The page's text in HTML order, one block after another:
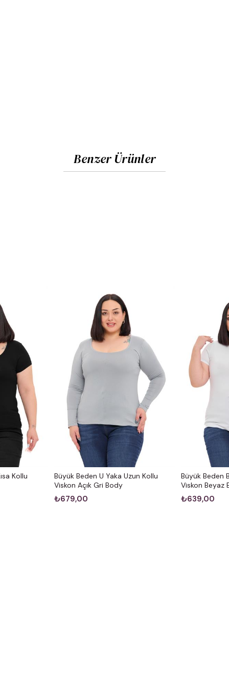
Benzer Ürünler
Kollu
Büyük Beden U Yaka Uzun Kollu
Viskon Açık Gri Body
₺679,00
Büyük Beden
Viskon Beyaz
₺639,00